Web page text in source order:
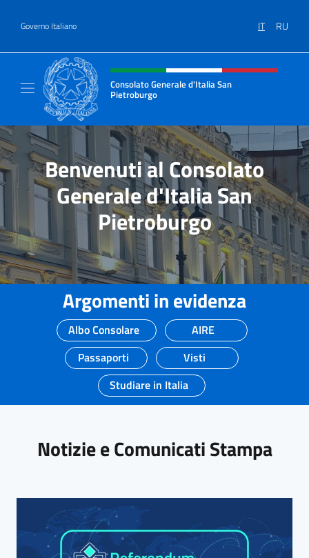
Governo Italiano IT RU
Intestazione sito, social e menù
Consolato Generale d'Italia San
Pietroburgo
Benvenuti al Consolato
Generale d'Italia San
Pietroburgo
Argomenti in evidenza
Albo Consolare
AIRE
Passaporti
Visti
Studiare in Italia
Notizie e Comunicati Stampa